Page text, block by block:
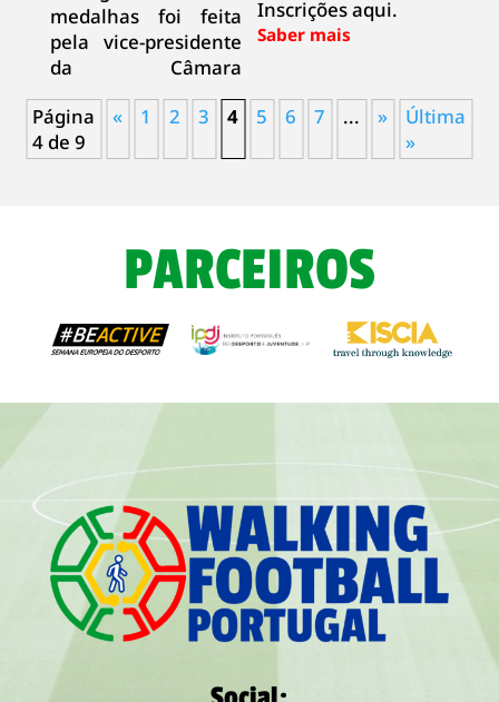
medalhas foi feita
pela vice-presidente
da Câmara
Inscrições aqui.
Página
4 de 9
« 1 2 3 4 5 6 7 ... »
Última
»
PARCEIROS